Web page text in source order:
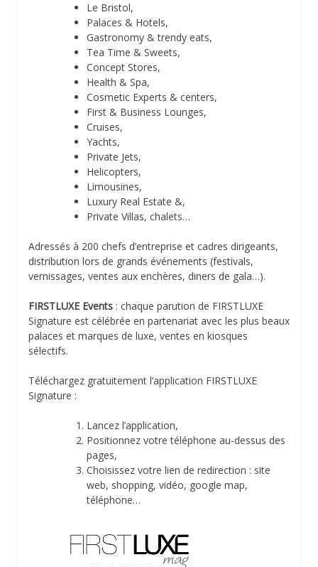
Le Bristol,
Palaces & Hotels,
Gastronomy & trendy eats,
Tea Time & Sweets,
Concept Stores,
Health & Spa,
Cosmetic Experts & centers,
First & Business Lounges,
Cruises,
Yachts,
Private Jets,
Helicopters,
Limousines,
Luxury Real Estate &,
Private Villas, chalets…
Adressés à 200 chefs d’entreprise et cadres dirigeants,
distribution lors de grands événements (festivals,
vernissages, ventes aux enchères, diners de gala…).
FIRSTLUXE Events : chaque parution de FIRSTLUXE
Signature est célébrée en partenariat avec les plus beaux
palaces et marques de luxe, ventes en kiosques
sélectifs.
Téléchargez gratuitement l’application FIRSTLUXE
Signature :
Lancez l’application,
Positionnez votre téléphone au-dessus des
pages,
Choisissez votre lien de redirection : site
web, shopping, vidéo, google map,
téléphone…